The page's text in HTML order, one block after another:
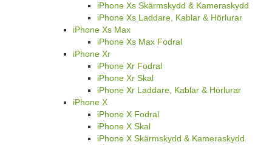
iPhone Xs Skärmskydd & Kameraskydd
iPhone Xs Laddare, Kablar & Hörlurar
iPhone Xs Max
iPhone Xs Max Fodral
iPhone Xr
iPhone Xr Fodral
iPhone Xr Skal
iPhone Xr Laddare, Kablar & Hörlurar
iPhone X
iPhone X Fodral
iPhone X Skal
iPhone X Skärmskydd & Kameraskydd